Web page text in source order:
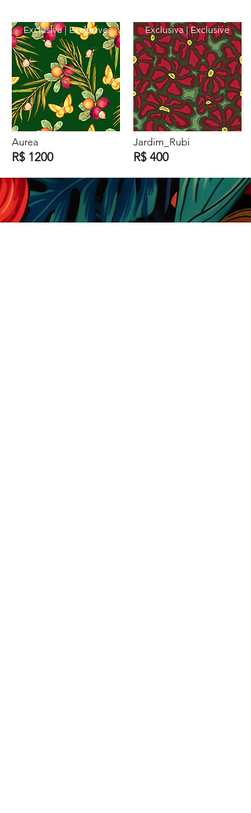
Exclusiva | Exclusive
Aurea
R$ 1200
Exclusiva | Exclusive
Jardim_Rubi
R$ 400